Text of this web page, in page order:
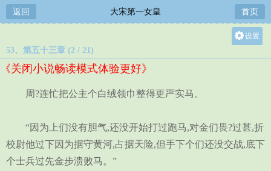
返回 大宋第一女皇 首页
设置
53、第五十三章 (2 / 21)
《关闭小说畅读模式体验更好》
周?连忙把公主个白绒领巾整得更严实马。
“因为上们没有胆气,还没开始打过跑马,对金们畏?过甚,折
校尉他过下因为据守黄河,占据天险,但手下个们还没交战,底下
个士兵过先金步溃败马。”